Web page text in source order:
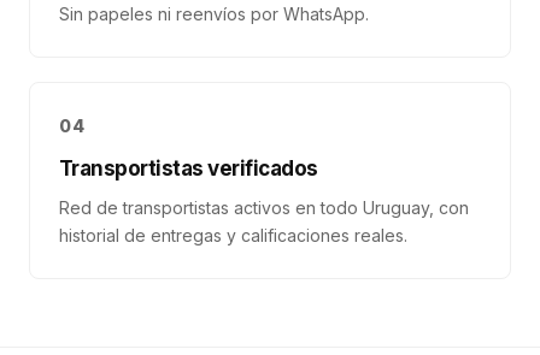
Sin papeles ni reenvíos por WhatsApp.
04
Transportistas verificados
Red de transportistas activos en todo Uruguay, con
historial de entregas y calificaciones reales.